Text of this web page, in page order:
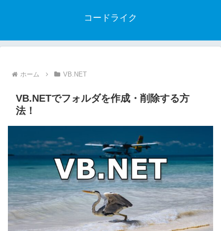
コードライク
ホーム VB.NET
VB.NETでフォルダを作成・削除する方
法！